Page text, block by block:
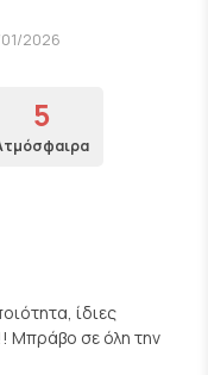
2026
5
ίδιες
Μπράβο σε όλη την